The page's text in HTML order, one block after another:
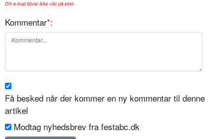
Din e-mail bliver ikke vist på sitet.
Kommentar*:
Få besked når der kommer en ny kommentar til denne
artikel
Modtag nyhedsbrev fra festabc.dk